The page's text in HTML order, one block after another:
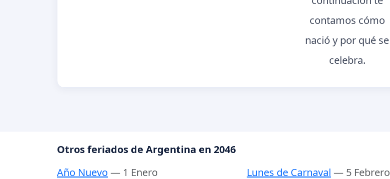
contamos cómo
nació y por qué se
celebra.
Otros feriados de Argentina en 2046
Año Nuevo — 1 Enero Lunes de Carnaval — 5 Febrero